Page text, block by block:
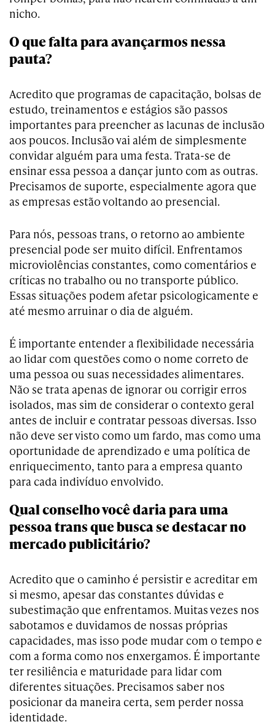
nicho.
O que falta para avançarmos nessa
pauta?
Acredito que programas de capacitação, bolsas de
estudo, treinamentos e estágios são passos
importantes para preencher as lacunas de inclusão
aos poucos. Inclusão vai além de simplesmente
convidar alguém para uma festa. Trata-se de
ensinar essa pessoa a dançar junto com as outras.
Precisamos de suporte, especialmente agora que
as empresas estão voltando ao presencial.
Para nós, pessoas trans, o retorno ao ambiente
presencial pode ser muito difícil. Enfrentamos
microviolências constantes, como comentários e
críticas no trabalho ou no transporte público.
Essas situações podem afetar psicologicamente e
até mesmo arruinar o dia de alguém.
É importante entender a flexibilidade necessária
ao lidar com questões como o nome correto de
uma pessoa ou suas necessidades alimentares.
Não se trata apenas de ignorar ou corrigir erros
isolados, mas sim de considerar o contexto geral
antes de incluir e contratar pessoas diversas. Isso
não deve ser visto como um fardo, mas como uma
oportunidade de aprendizado e uma política de
enriquecimento, tanto para a empresa quanto
para cada indivíduo envolvido.
Qual conselho você daria para uma
pessoa trans que busca se destacar no
mercado publicitário?
Acredito que o caminho é persistir e acreditar em
si mesmo, apesar das constantes dúvidas e
subestimação que enfrentamos. Muitas vezes nos
sabotamos e duvidamos de nossas próprias
capacidades, mas isso pode mudar com o tempo e
com a forma como nos enxergamos. É importante
ter resiliência e maturidade para lidar com
diferentes situações. Precisamos saber nos
posicionar da maneira certa, sem perder nossa
identidade.